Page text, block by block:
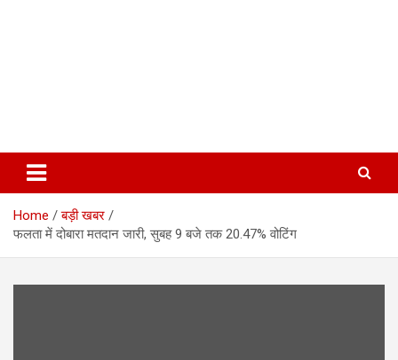
Home
बड़ी खबर
फलता में दोबारा मतदान जारी, सुबह 9 बजे तक 20.47% वोटिंग